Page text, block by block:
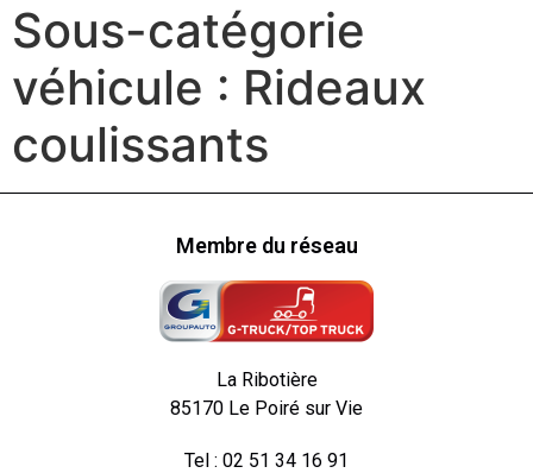
Sous-catégorie
véhicule : Rideaux
coulissants
Membre du réseau
La Ribotière
85170 Le Poiré sur Vie
Tel : 02 51 34 16 91